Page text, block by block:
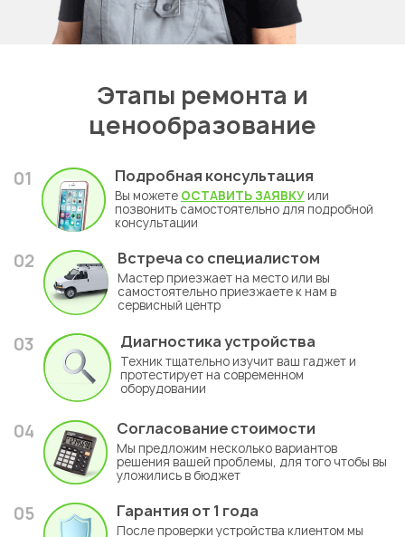
Этапы ремонта и
ценообразование
01 Подробная консультация
Вы можете ОСТАВИТЬ ЗАЯВКУ или
позвонить самостоятельно для подробной
консультации
02 Встреча со специалистом
Мастер приезжает на место или вы
самостоятельно приезжаете к нам в
сервисный центр
03 Диагностика устройства
Техник тщательно изучит ваш гаджет и
протестирует на современном
оборудовании
04 Согласование стоимости
Мы предложим несколько вариантов
решения вашей проблемы, для того чтобы вы
уложились в бюджет
05 Гарантия от 1 года
После проверки устройства клиентом мы